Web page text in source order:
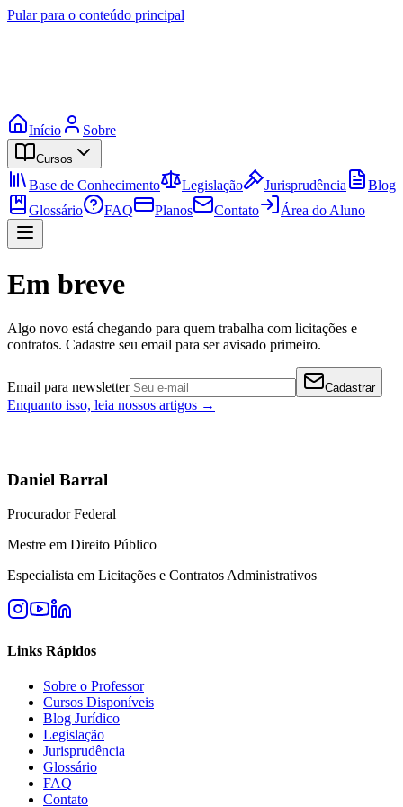
Pular para o conteúdo principal
Início Sobre
Cursos
Base de Conhecimento Legislação Jurisprudência
Blog
Glossário
FAQ Planos Contato Área do Aluno
Em breve
Algo novo está chegando para quem trabalha com licitações e
contratos. Cadastre seu email para ser avisado primeiro.
Email para newsletter Cadastrar
Enquanto isso, leia nossos artigos →
Daniel Barral
Procurador Federal
Mestre em Direito Público
Especialista em Licitações e Contratos Administrativos
Links Rápidos
Sobre o Professor
Cursos Disponíveis
Blog Jurídico
Legislação
Jurisprudência
Glossário
FAQ
Contato